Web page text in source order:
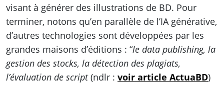
visant à générer des illustrations de BD. Pour
terminer, notons qu’en parallèle de l’IA générative,
d’autres technologies sont développées par les
grandes maisons d’éditions : “le data publishing, la
gestion des stocks, la détection des plagiats,
l’évaluation de script(ndlr : voir article ActuaBD)